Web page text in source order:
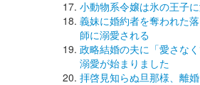
小動物系令嬢は氷の王子
義妹に婚約者を奪われた
師に溺愛される
政略結婚の夫に「愛さな
溺愛が始まりました
拝啓見知らぬ旦那様、離